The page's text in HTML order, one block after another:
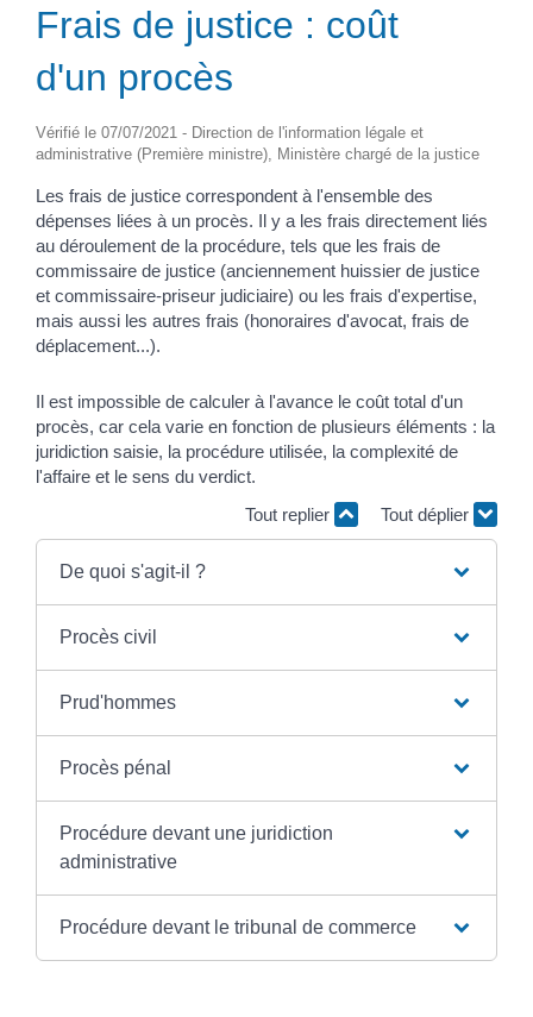
Frais de justice : coût
d'un procès
Vérifié le 07/07/2021 - Direction de l'information légale et
administrative (Première ministre), Ministère chargé de la justice
Les frais de justice correspondent à l'ensemble des
dépenses liées à un procès. Il y a les frais directement liés
au déroulement de la procédure, tels que les frais de
commissaire de justice (anciennement huissier de justice
et commissaire-priseur judiciaire) ou les frais d'expertise,
mais aussi les autres frais (honoraires d'avocat, frais de
déplacement...).
Il est impossible de calculer à l'avance le coût total d'un
procès, car cela varie en fonction de plusieurs éléments : la
juridiction saisie, la procédure utilisée, la complexité de
l'affaire et le sens du verdict.
Tout replier
Tout déplier
De quoi s'agit-il ?
Procès civil
Prud'hommes
Procès pénal
Procédure devant une juridiction
administrative
Procédure devant le tribunal de commerce